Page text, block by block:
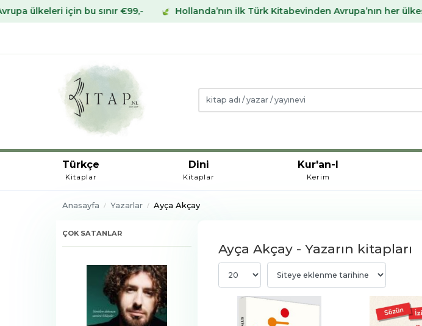
için bu sınır €99,- Hollanda’nın ilk Türk Kitabevinden Avrupa’nın her ülkesine ✨
Türkçe
Kitaplar
Dini
Kitaplar
Kur'an-I
Kerim
Anasayfa Yazarlar Ayça Akçay
ÇOK SATANLAR
Ayça Akçay - Yazarın kitapları